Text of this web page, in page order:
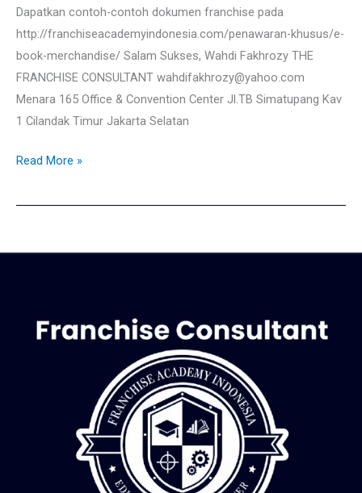
Dapatkan contoh-contoh dokumen franchise pada
http://franchiseacademyindonesia.com/penawaran-khusus/e-
book-merchandise/ Salam Sukses, Wahdi Fakhrozy THE
FRANCHISE CONSULTANT wahdifakhrozy@yahoo.com
Menara 165 Office & Convention Center Jl.TB Simatupang Kav
1 Cilandak Timur Jakarta Selatan
Read More »